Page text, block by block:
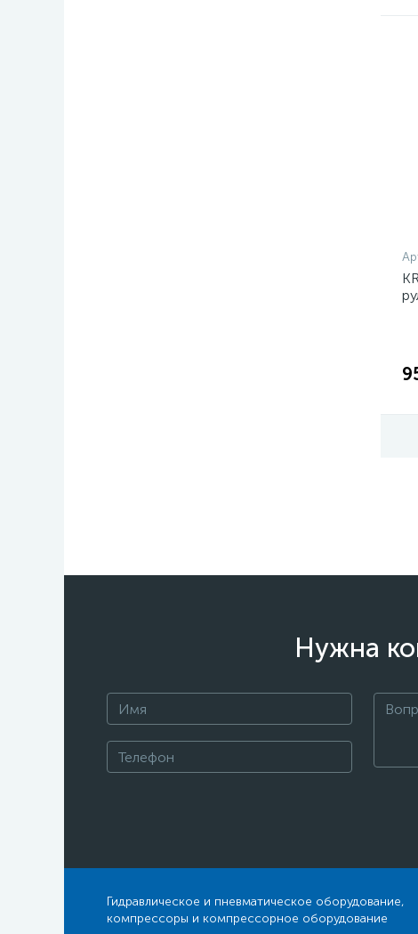
Нужна
Гидравлическое и пневматическое оборудование,
компрессоры и компрессорное оборудование